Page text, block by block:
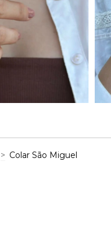
> Colar São Miguel